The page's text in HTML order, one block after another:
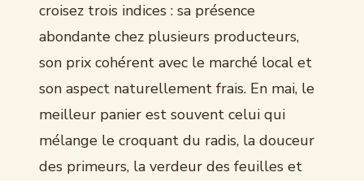
croisez trois indices : sa présence
abondante chez plusieurs producteurs,
son prix cohérent avec le marché local et
son aspect naturellement frais. En mai, le
meilleur panier est souvent celui qui
mélange le croquant du radis, la douceur
des primeurs, la verdeur des feuilles et